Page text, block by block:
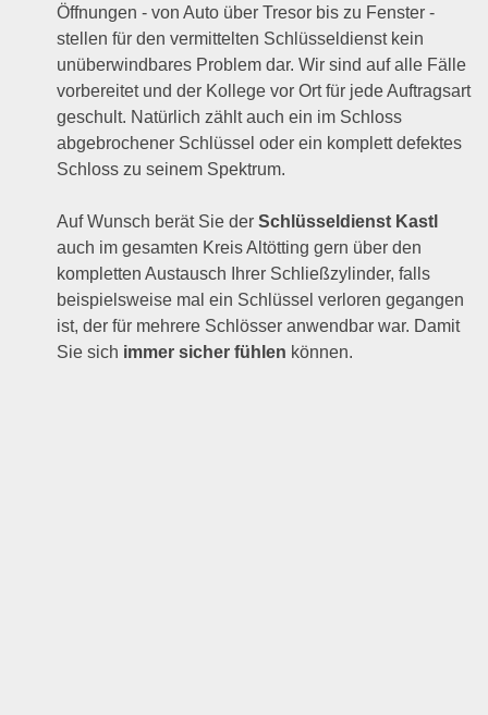
Öffnungen - von Auto über Tresor bis zu Fenster -
stellen für den vermittelten Schlüsseldienst kein
unüberwindbares Problem dar. Wir sind auf alle Fälle
vorbereitet und der Kollege vor Ort für jede Auftragsart
geschult. Natürlich zählt auch ein im Schloss
abgebrochener Schlüssel oder ein komplett defektes
Schloss zu seinem Spektrum.
Auf Wunsch berät Sie derSchlüsseldienst Kastl
auch im gesamten Kreis Altötting gern über den
kompletten Austausch Ihrer Schließzylinder, falls
beispielsweise mal ein Schlüssel verloren gegangen
ist, der für mehrere Schlösser anwendbar war. Damit
Sie sich immer sicher fühlen können.